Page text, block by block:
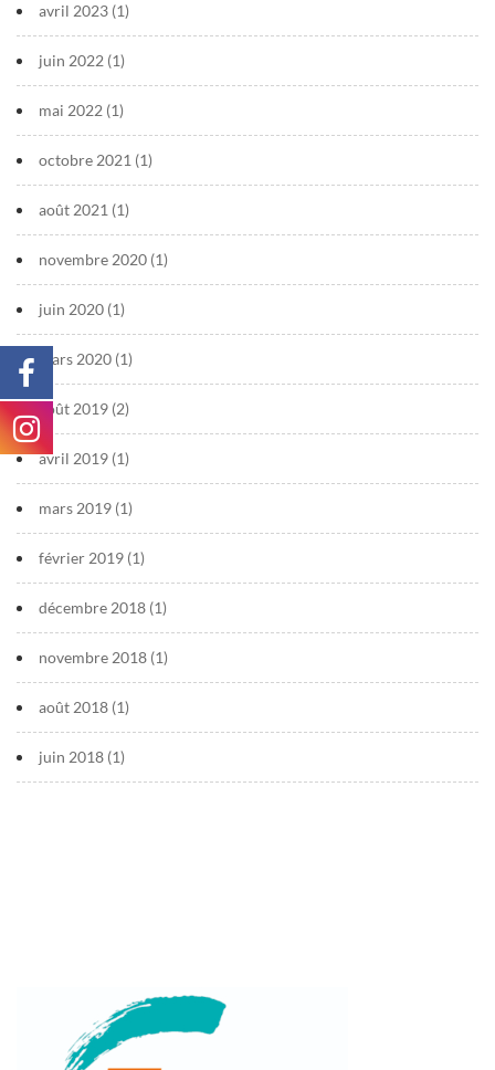
avril 2023 (1)
juin 2022 (1)
mai 2022 (1)
octobre 2021 (1)
août 2021 (1)
novembre 2020 (1)
juin 2020 (1)
mars 2020 (1)
août 2019 (2)
avril 2019 (1)
mars 2019 (1)
février 2019 (1)
décembre 2018 (1)
novembre 2018 (1)
août 2018 (1)
juin 2018 (1)